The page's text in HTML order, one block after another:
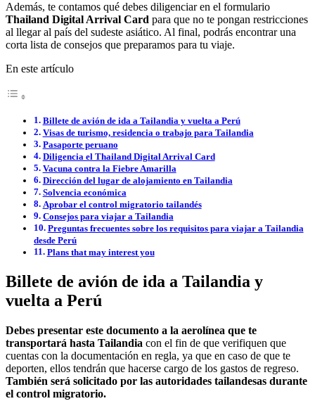
Además, te contamos qué debes diligenciar en el formulario
Thailand Digital Arrival Card para que no te pongan restricciones
al llegar al país del sudeste asiático. Al final, podrás encontrar una
corta lista de consejos que preparamos para tu viaje.
En este artículo
Billete de avión de ida a Tailandia y vuelta a Perú
Visas de turismo, residencia o trabajo para Tailandia
Pasaporte peruano
Diligencia el Thailand Digital Arrival Card
Vacuna contra la Fiebre Amarilla
Dirección del lugar de alojamiento en Tailandia
Solvencia económica
Aprobar el control migratorio tailandés
Consejos para viajar a Tailandia
Preguntas frecuentes sobre los requisitos para viajar a Tailandia
desde Perú
Plans that may interest you
Billete de avión de ida a Tailandia y
vuelta a Perú
Debes presentar este documento a la aerolínea que te
transportará hasta Tailandia con el fin de que verifiquen que
cuentas con la documentación en regla, ya que en caso de que te
deporten, ellos tendrán que hacerse cargo de los gastos de regreso.
También será solicitado por las autoridades tailandesas durante
el control migratorio.